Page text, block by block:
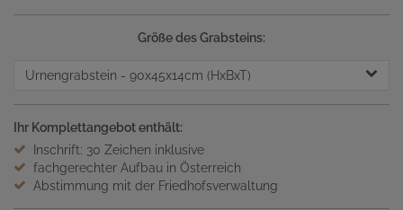
Größe des Grabsteins:
Urnengrabstein - 90x45x14cm (HxBxT)
Ihr Komplettangebot enthält:
Inschrift: 30 Zeichen inklusive
fachgerechter Aufbau in Österreich
Abstimmung mit der Friedhofsverwaltung